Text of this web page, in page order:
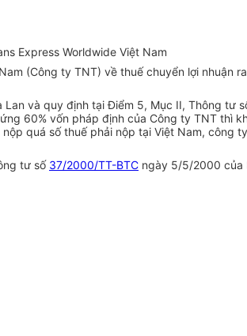
Express Worldwide Việt Nam
(Công ty TNT) về thuế chuyển lợi nhuận
Lan và quy định tại Điểm 5, Mục II, Thông tư
60% vốn pháp định của Công ty TNT thì
quá số thuế phải nộp tại Việt Nam,
tư số 37/2000/TT-BTC ngày 5/5/2000 của